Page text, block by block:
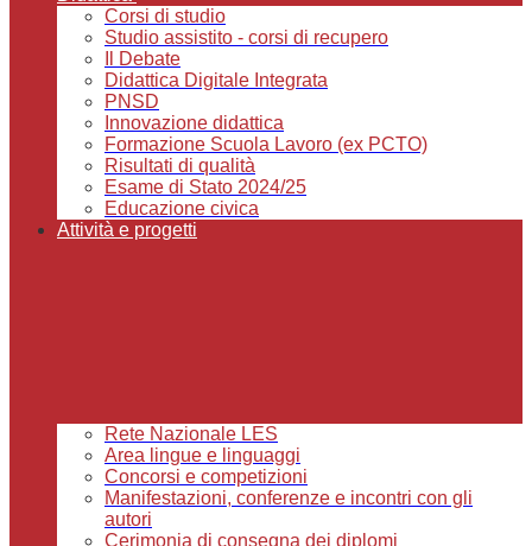
Corsi di studio
Studio assistito - corsi di recupero
Il Debate
Didattica Digitale Integrata
PNSD
Innovazione didattica
Formazione Scuola Lavoro (ex PCTO)
Risultati di qualità
Esame di Stato 2024/25
Educazione civica
Attività e progetti
Rete Nazionale LES
Area lingue e linguaggi
Concorsi e competizioni
Manifestazioni, conferenze e incontri con gli
autori
Cerimonia di consegna dei diplomi